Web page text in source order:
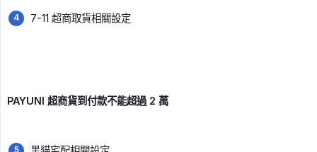
7-11 超商取貨相關設定
PAYUNI 超商貨到付款不能超過 2 萬